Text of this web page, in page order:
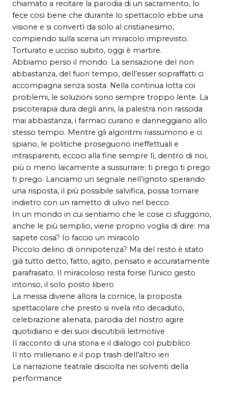
chiamato a recitare la parodia di un sacramento, lo
fece così bene che durante lo spettacolo ebbe una
visione e si convertì da solo al cristianesimo,
compiendo sulla scena un miracolo imprevisto.
Torturato e ucciso subito, oggi è martire.
Abbiamo perso il mondo. La sensazione del non
abbastanza, del fuori tempo, dell’esser sopraffatti ci
accompagna senza sosta. Nella continua lotta coi
problemi, le soluzioni sono sempre troppo lente. La
psicoterapia dura degli anni, la palestra non rassoda
mai abbastanza, i farmaci curano e danneggiano allo
stesso tempo. Mentre gli algoritmi riassumono e ci
spiano, le politiche proseguono ineffettuali e
intrasparenti, eccoci alla fine sempre lì, dentro di noi,
più o meno laicamente a sussurrare: ti prego ti prego
ti prego. Lanciamo un segnale nell’ignoto sperando
una risposta, il più possibile salvifica, possa tornare
indietro con un rametto di ulivo nel becco.
In un mondo in cui sentiamo che le cose ci sfuggono,
anche le più semplici, viene proprio voglia di dire: ma
sapete cosa? Io faccio un miracolo
Piccolo delirio di onnipotenza? Ma del resto è stato
già tutto detto, fatto, agito, pensato e accuratamente
parafrasato. Il miracoloso resta forse l’unico gesto
intonso, il solo posto libero
La messa diviene allora la cornice, la proposta
spettacolare che presto si rivela rito decaduto,
celebrazione alienata, parodia del nostro agire
quotidiano e dei suoi discutibili leitmotive
Il racconto di una storia e il dialogo col pubblico
Il rito millenario e il pop trash dell’altro ieri
La narrazione teatrale disciolta nei solventi della
performance